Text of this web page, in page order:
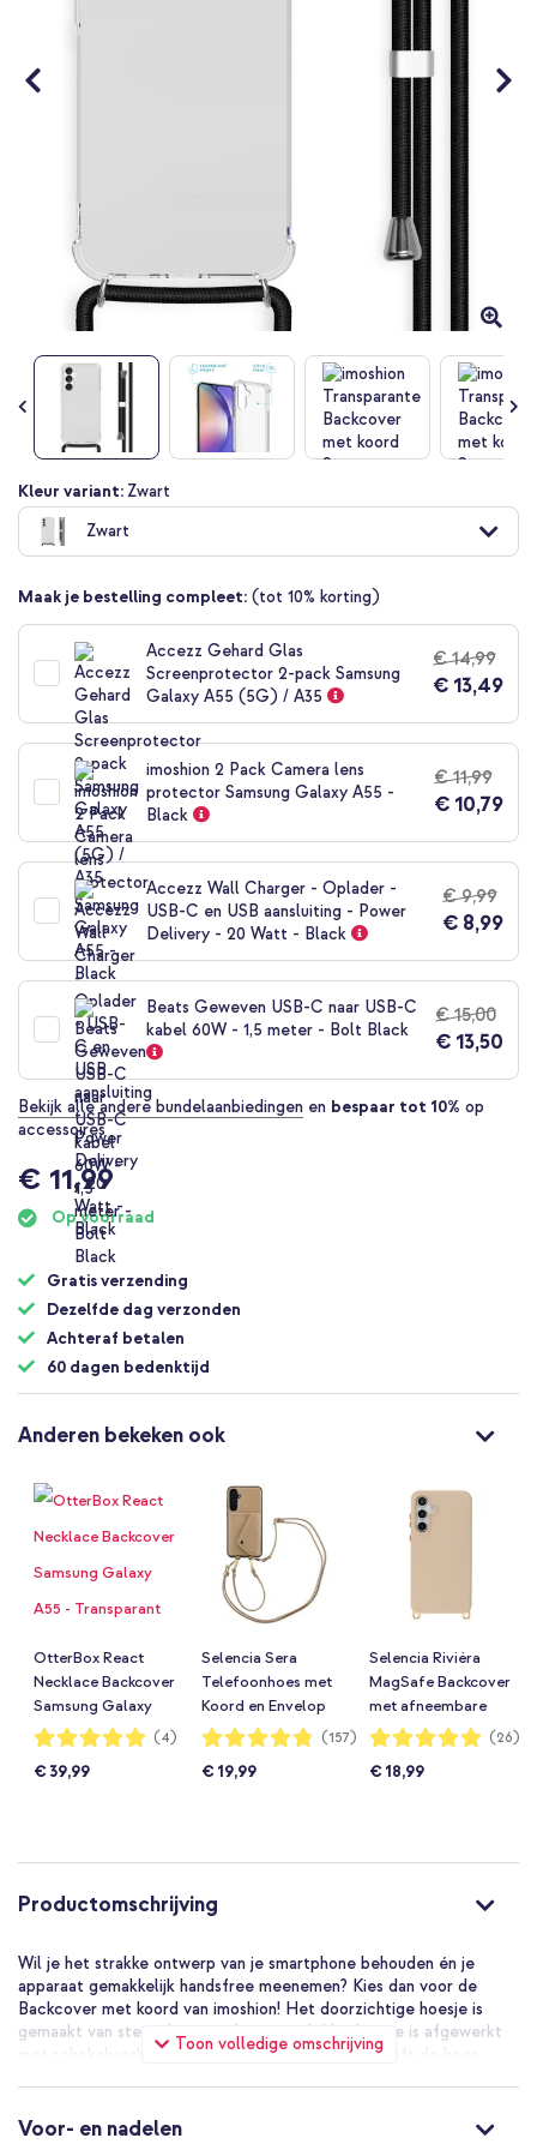
Ga
naar
begin
de
afbeeldingen-
Kleur variant:Zwart
Zwart
Maak je bestelling compleet: (tot 10% korting)
Accezz Gehard Glas
Screenprotector 2-pack Samsung
Galaxy A55 (5G) / A35
€ 14,99
€ 13,49
imoshion 2 Pack Camera lens
protector Samsung Galaxy A55 -
Black
€ 11,99
€ 10,79
Accezz Wall Charger - Oplader -
USB-C en USB aansluiting - Power
Delivery - 20 Watt - Black
€ 9,99
€ 8,99
Beats Geweven USB-C naar USB-C
kabel 60W - 1,5 meter - Bolt Black
€ 15,00
€ 13,50
Bekijk alle andere bundelaanbiedingen en bespaar tot 10% op
accessoires
€ 11,99
Op voorraad
Gratis verzending
Dezelfde dag verzonden
Achteraf betalen
60 dagen bedenktijd
Anderen bekeken ook
OtterBox React
Necklace Backcover
Samsung Galaxy
A55 - Transparant
Waardering:
100%
(4)
€ 39,99
Selencia Sera
Telefoonhoes met
Koord en Envelop
Pashouder Samsung
Waardering:
96%
(157)
€ 19,99
Selencia Rivièra
MagSafe Backcover
met afneembare
haakjes Samsung
A35 - Milky Latte
Waardering:
98%
(26)
€ 18,99
Productomschrijving
Toon volledige omschrijving
Wil je het strakke ontwerp van je smartphone behouden én je
apparaat gemakkelijk handsfree meenemen? Kies dan voor de
Backcover met koord van imoshion! Het doorzichtige hoesje is
gemaakt van stevig kunststof materiaal. Het hoesje is afgewerkt
met schokabsorberende, siliconen randen. Ook heeft de hoes
handig, verstelbaar koord. Dankzij het koord draag jij je telefoon
Voor- en nadelen